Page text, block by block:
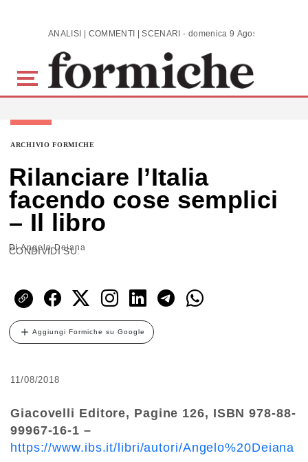
Skip to main content ANALISI | COMMENTI | SCENARI - domenica 9 Agosto 2026
ARCHIVIO FORMICHE
Rilanciare l’Italia
facendo cose semplici
– Il libro
DiAngelo Deiana
CONDIVIDI SU:
Aggiungi Formiche su Google
11/08/2018
Giacovelli Editore, Pagine 126, ISBN 978-88-
99967-16-1 –
https://www.ibs.it/libri/autori/Angelo%20Deiana